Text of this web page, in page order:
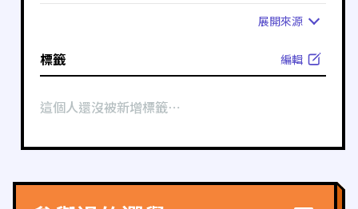
展開來源
標籤 編輯
這個人還沒被新增標籤⋯